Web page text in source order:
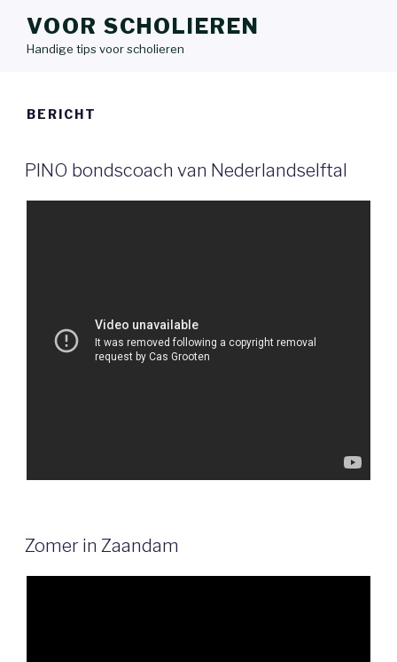
VOOR SCHOLIEREN
Handige tips voor scholieren
BERICHT
PINO bondscoach van Nederlandselftal
Zomer in Zaandam